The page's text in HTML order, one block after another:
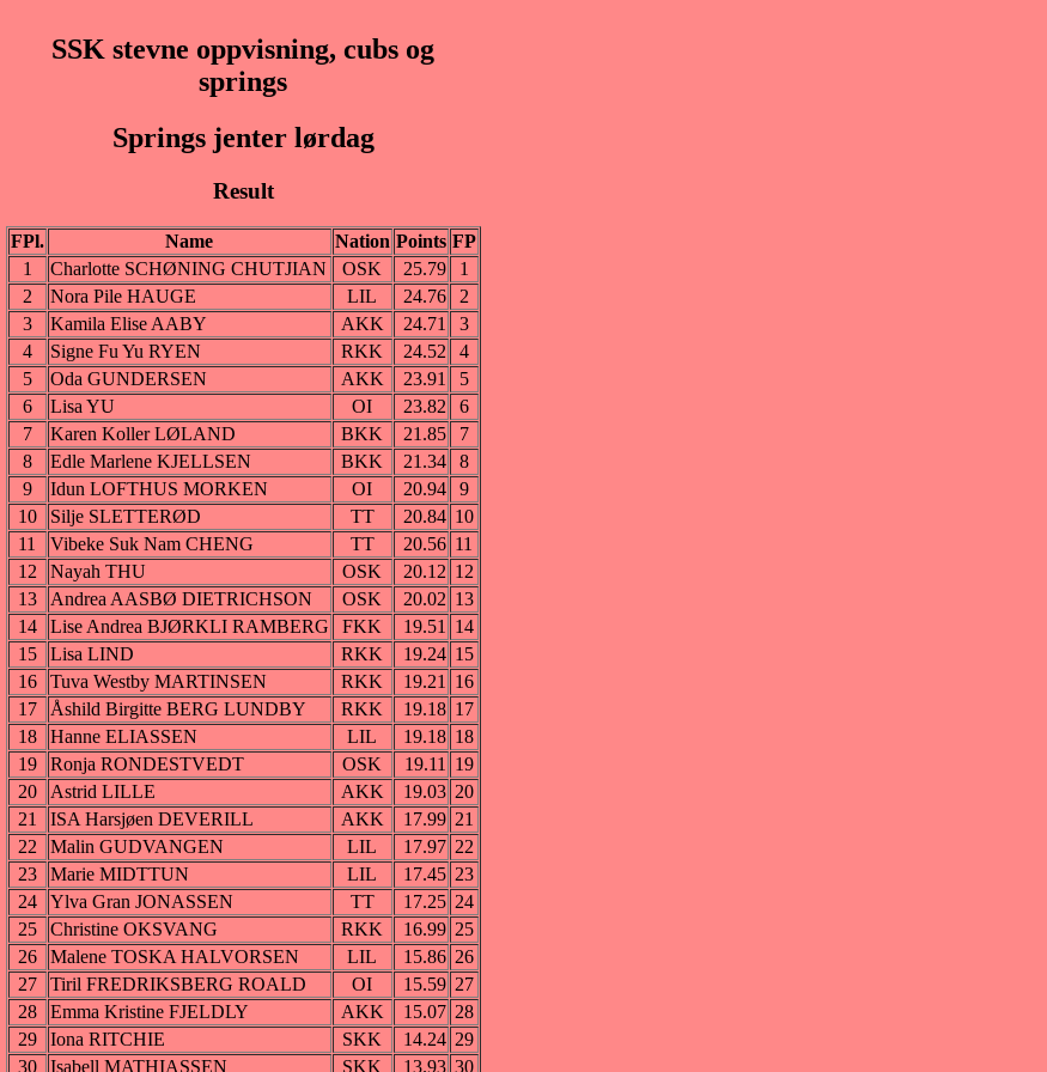
SSK stevne oppvisning, cubs og
springs
Springs jenter lørdag
Result
FPl. Name Nation Points FP
1
Charlotte SCHØNING CHUTJIAN OSK 25.79
1
2
Nora Pile HAUGE LIL 24.76
2
3
Kamila Elise AABY AKK 24.71
3
4
Signe Fu Yu RYEN RKK 24.52
4
5
Oda GUNDERSEN AKK 23.91
5
6
Lisa YU OI 23.82
6
7
Karen Koller LØLAND BKK 21.85
7
8
Edle Marlene KJELLSEN BKK 21.34
8
9
Idun LOFTHUS MORKEN OI 20.94
9
10
Silje SLETTERØD TT 20.84 10
11
Vibeke Suk Nam CHENG TT 20.56 11
12
Nayah THU OSK 20.12 12
13
Andrea AASBØ DIETRICHSON OSK 20.02 13
14
Lise Andrea BJØRKLI RAMBERG FKK 19.51 14
15
Lisa LIND RKK 19.24 15
16
Tuva Westby MARTINSEN RKK 19.21 16
17
Åshild Birgitte BERG LUNDBY RKK 19.18 17
18
Hanne ELIASSEN LIL 19.18 18
19
Ronja RONDESTVEDT OSK 19.11 19
20
Astrid LILLE AKK 19.03 20
21
ISA Harsjøen DEVERILL AKK 17.99 21
22
Malin GUDVANGEN LIL 17.97 22
23
Marie MIDTTUN LIL 17.45 23
24
Ylva Gran JONASSEN TT 17.25 24
25
Christine OKSVANG RKK 16.99 25
26
Malene TOSKA HALVORSEN LIL 15.86 26
27
Tiril FREDRIKSBERG ROALD OI 15.59 27
28
Emma Kristine FJELDLY AKK 15.07 28
29
Iona RITCHIE SKK 14.24 29
30
Isabell MATHIASSEN SKK 13.93 30